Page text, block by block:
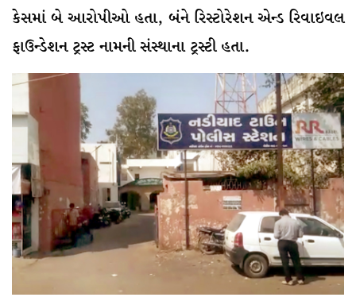
કેસમાં બે આરોપીઓ હતા, બંને રિસ્ટોરેશન એન્ડ રિવાઇવલ
ફાઉન્ડેશન ટ્રસ્ટ નામની સંસ્થાના ટ્રસ્ટી હતા.